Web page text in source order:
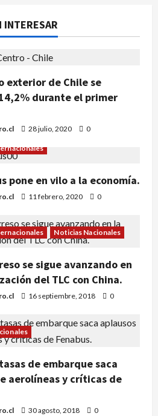
INTERESAR
exterior de Chile se
durante el primer
28 julio, 2020 0
pone en vilo a la economía.
11 febrero, 2020 0
Noticias Nacionales
se sigue avanzando en
del TLC con China.
16 septiembre, 2018 0
de embarque saca
aerolíneas y críticas de
30 agosto, 2018 0